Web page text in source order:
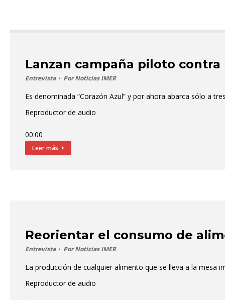
Lanzan campaña piloto
Entrevista PorNoticias IMER
Es denominada “Corazón Azul” y por ahora abarca sólo a
Reproductor de audio
00:00
00:00
00:00
Leer más
Reorientar el consumo de
Entrevista PorNoticias IMER
La producción de cualquier alimento que se lleva a la mesa
Reproductor de audio